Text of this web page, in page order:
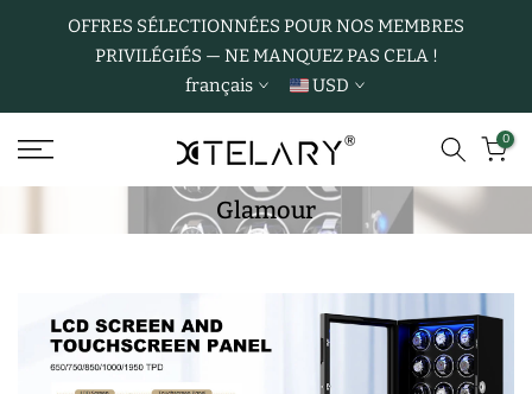
OFFRES SÉLECTIONNÉES POUR NOS MEMBRES
PRIVILÉGIÉS — NE MANQUEZ PAS CELA !
français
USD
0
Glamour